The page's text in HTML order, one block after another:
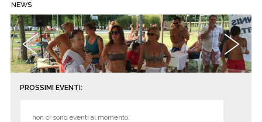
NEWS‹ ›
PROSSIMI EVENTI:
non ci sono eventi al momento